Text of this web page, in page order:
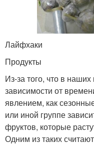
Лайфхаки
Продукты
Из-за того, что в
зависимости от
явлением, как
или иной группе
фруктов, которые
Одним из таких